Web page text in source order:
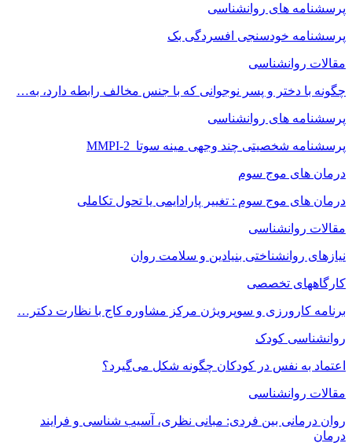
پرسشنامه های روانشناسی
پرسشنامه خودسنجی افسردگی بک
مقالات روانشناسی
چگونه با دختر و پسر نوجوانی که با جنس مخالف رابطه دارد، به…
پرسشنامه های روانشناسی
پرسشنامه شخصیتی چند وجهی مینه سوتا MMPI-2
درمان های موج سوم
درمان های موج سوم : تغییر پارادایمی یا تحول تکاملی
مقالات روانشناسی
نیازهای روانشناختی بنیادین و سلامت روان
کارگاههای تخصصی
برنامه کارورزی و سوپرویژن مرکز مشاوره کاج با نظارت دکتر…
روانشناسی کودک
اعتماد به‌ نفس در کودکان چگونه شکل می‌گیرد؟
مقالات روانشناسی
روان درمانی بین فردی: مبانی نظری، آسیب شناسی و فرایند
درمان